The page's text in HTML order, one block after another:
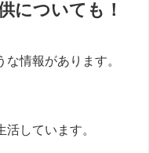
についても！
情報があります。
しています。